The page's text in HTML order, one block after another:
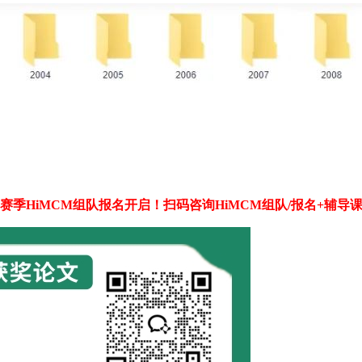
赛季HiMCM组队报名开启！扫码咨询HiMCM组队/报名+辅导